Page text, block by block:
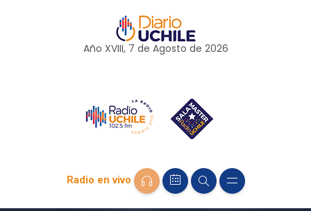
Año XVIII, 7 de Agosto de 2026
Radio en vivo